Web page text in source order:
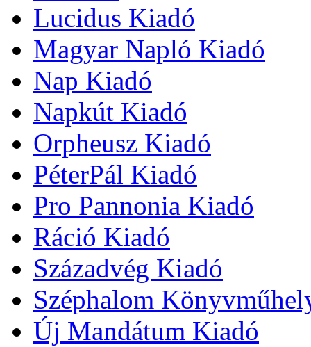
Lucidus Kiadó
Magyar Napló Kiadó
Nap Kiadó
Napkút Kiadó
Orpheusz Kiadó
PéterPál Kiadó
Pro Pannonia Kiadó
Ráció Kiadó
Századvég Kiadó
Széphalom
Új Mandátum Kiadó